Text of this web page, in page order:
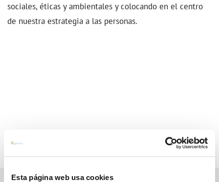
Esta página web usa cookies
sociales, éticas y ambientales y colocando en el centro
de nuestra estrategia a las personas.